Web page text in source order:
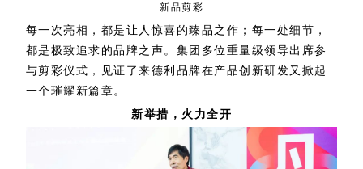
新品剪彩
每一次亮相，都是让人惊喜的臻品之作；每一处细节，
都是极致追求的品牌之声。集团多位重量级领导出席参
与剪彩仪式，见证了来德利品牌在产品创新研发又掀起
一个璀耀新篇章。
新举措，火力全开